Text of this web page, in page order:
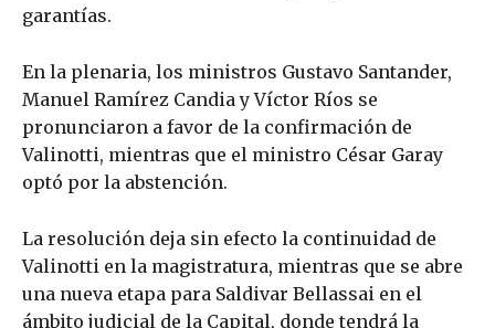
garantías.
En la plenaria, los ministros Gustavo Santander,
Manuel Ramírez Candia y Víctor Ríos se
pronunciaron a favor de la confirmación de
Valinotti, mientras que el ministro César Garay
optó por la abstención.
La resolución deja sin efecto la continuidad de
Valinotti en la magistratura, mientras que se abre
una nueva etapa para Saldivar Bellassai en el
ámbito judicial de la Capital, donde tendrá la